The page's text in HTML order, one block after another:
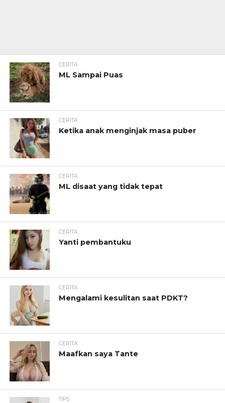
CERITA
ML Sampai Puas
CERITA
Ketika anak menginjak masa puber
CERITA
ML disaat yang tidak tepat
CERITA
Yanti pembantuku
CERITA
Mengalami kesulitan saat PDKT?
CERITA
Maafkan saya Tante
TIPS